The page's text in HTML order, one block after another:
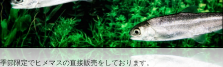
季節限定でヒメマスの直接販売をしております。